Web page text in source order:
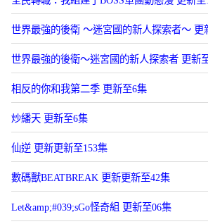
世界最強的後衛 ～迷宮國的新人探索者～ 更
世界最強的後衛～迷宮國的新人探索者 更新
相反的你和我第二季 更新至6集
炒繙天 更新至6集
仙逆 更新更新至153集
數碼獸BEATBREAK 更新更新至42集
Let&amp;#039;sGo怪奇組 更新至06集